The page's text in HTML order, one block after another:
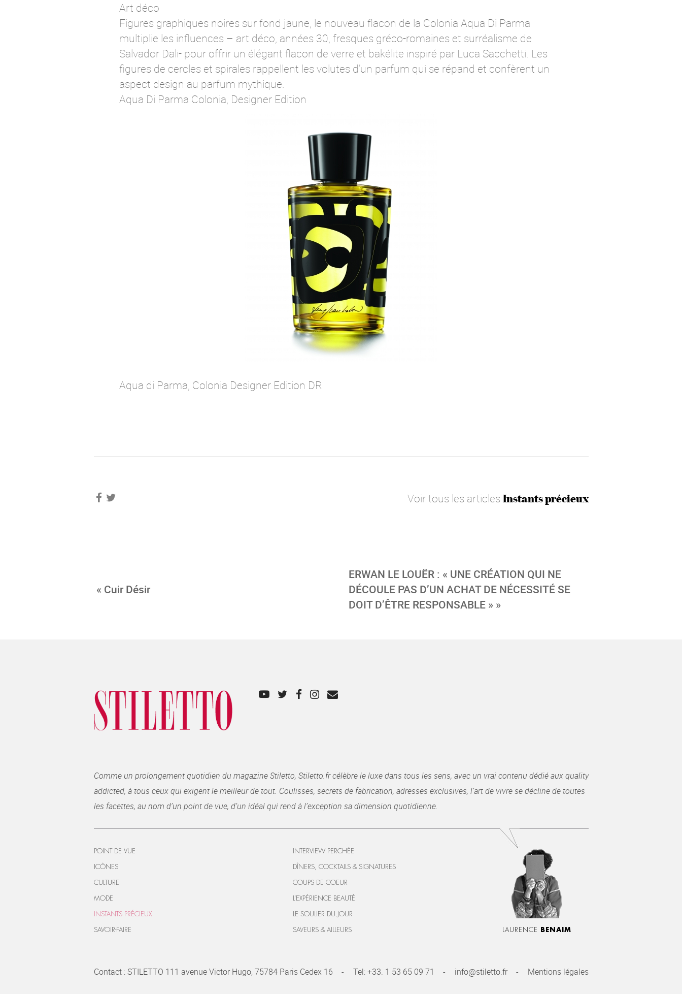
Art déco
Figures graphiques noires sur fond jaune, le nouveau flacon de la Colonia Aqua Di Parma
multiplie les influences – art déco, années 30, fresques gréco-romaines et surréalisme de
Salvador Dali- pour offrir un élégant flacon de verre et bakélite inspiré par Luca Sacchetti. Les
figures de cercles et spirales rappellent les volutes d’un parfum qui se répand et confèrent un
aspect design au parfum mythique.
Aqua Di Parma Colonia, Designer Edition
Aqua di Parma, Colonia Designer Edition DR
Voir tous les articles Instants précieux
« Cuir Désir
ERWAN LE LOUËR : « UNE CRÉATION QUI NE
DÉCOULE PAS D’UN ACHAT DE NÉCESSITÉ SE
DOIT D’ÊTRE RESPONSABLE » »
Comme un prolongement quotidien du magazine Stiletto, Stiletto.fr célèbre le luxe dans tous les sens, avec un vrai contenu dédié aux quality
addicted, à tous ceux qui exigent le meilleur de tout. Coulisses, secrets de fabrication, adresses exclusives, l’art de vivre se décline de toutes
les facettes, au nom d’un point de vue, d’un idéal qui rend à l’exception sa dimension quotidienne.
LAURENCE BENAIM
POINT DE VUE
ICÔNES
CULTURE
MODE
INSTANTS PRÉCIEUX
SAVOIR-FAIRE
INTERVIEW PERCHÉE
DÎNERS, COCKTAILS & SIGNATURES
COUPS DE COEUR
L’EXPÉRIENCE BEAUTÉ
LE SOULIER DU JOUR
SAVEURS & AILLEURS
Contact : STILETTO 111 avenue Victor Hugo, 75784 Paris Cedex 16 Tel:+33. 1 53 65 09 71 info@stiletto.fr Mentions légales